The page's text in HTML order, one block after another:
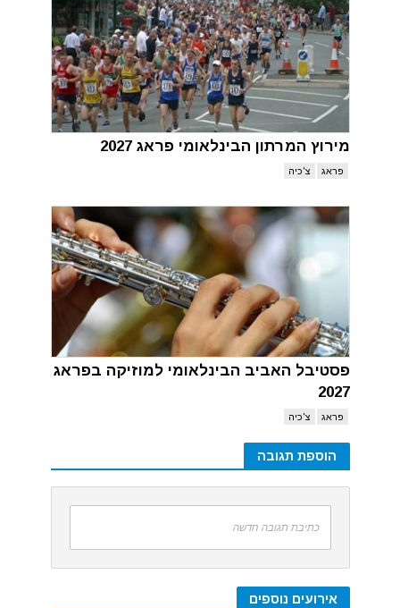
מירוץ המרתון הבינלאומי פראג 2027
פראג צ'כיה
פסטיבל האביב הבינלאומי למוזיקה בפראג
2027
פראג צ'כיה
הוספת תגובה
כתיבת תגובה חדשה
אירועים נוספים